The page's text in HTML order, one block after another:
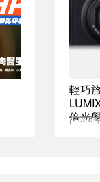
輕巧
倍光
(2026